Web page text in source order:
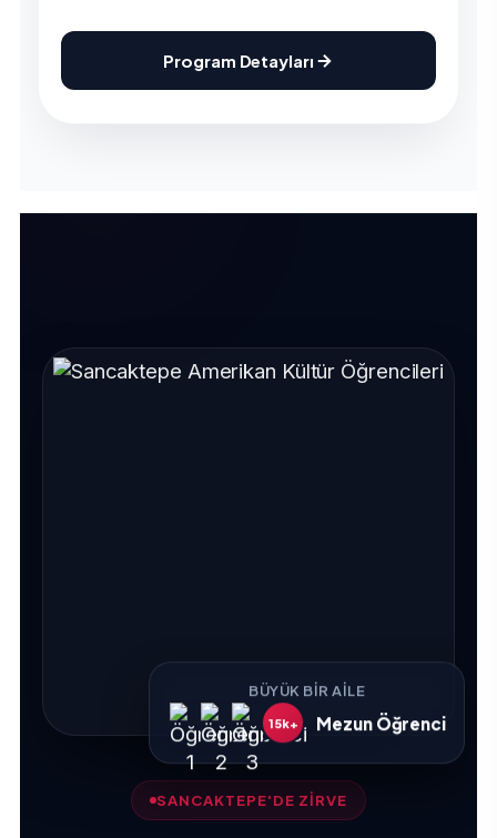
Program Detayları
BÜYÜK BIR AILE
15k+ Mezun Öğrenci
SANCAKTEPE'DE ZİRVE